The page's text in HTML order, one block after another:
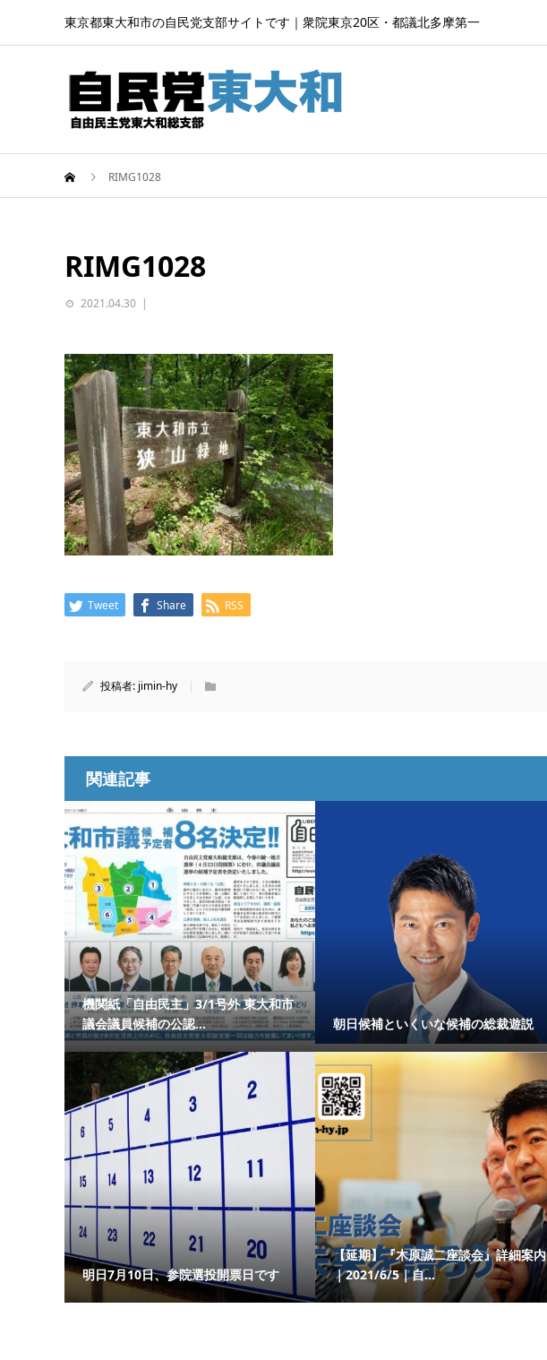
東京都東大和市の自民党支部サイトです｜衆院東京20区・都議北多摩第一
RIMG1028
RIMG1028
2021.04.30
Tweet Share RSS
投稿者: jimin-hy
関連記事
機関紙「自由民主」3/1号外 東大和市
議会議員候補の公認...
朝日候補といくいな候補の総裁遊説
明日7月10日、参院選投開票日です
【延期】『木原誠二座談会』詳細案内
｜2021/6/5｜自...